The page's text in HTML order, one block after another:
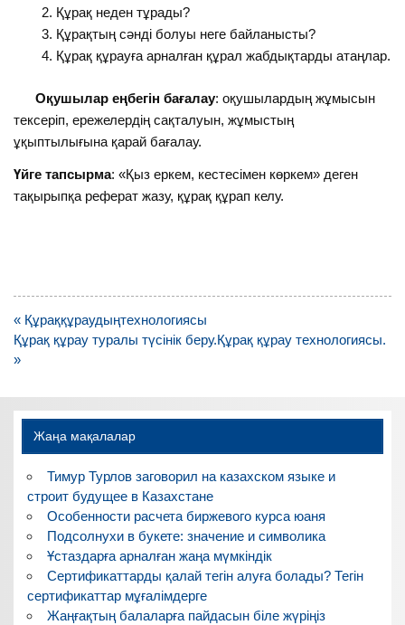
Құрақ неден тұрады?
Құрақтың сәнді болуы неге байланысты?
Құрақ құрауға арналған құрал жабдықтарды атаңлар.
Оқушылар еңбегін бағалау: оқушылардың жұмысын
тексеріп, ережелердің сақталуын, жұмыстың
ұқыптылығына қарай бағалау.
Үйге тапсырма: «Қыз еркем, кестесімен көркем» деген
тақырыпқа реферат жазу, құрақ құрап келу.
Навигация
по
записям
« Құраққұраудыңтехнологиясы
Құрақ құрау туралы түсінік беру.Құрақ құрау технологиясы.
»
Жаңа мақалалар
Тимур Турлов заговорил на казахском языке и
строит будущее в Казахстане
Особенности расчета биржевого курса юаня
Подсолнухи в букете: значение и символика
Ұстаздарға арналған жаңа мүмкіндік
Сертификаттарды қалай тегін алуға болады? Тегін
сертификаттар мұғалімдерге
Жаңғақтың балаларға пайдасын біле жүріңіз